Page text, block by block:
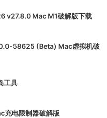
v27.8.0 Mac M1破解版下载
58625 (Beta) Mac虚拟机破
工具
充电限制器破解版